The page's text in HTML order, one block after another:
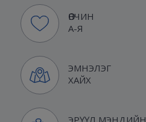
ӨВЧИН
А-Я
ЭМНЭЛЭГ
ХАЙХ
ЭРҮҮЛ МЭНДИЙН